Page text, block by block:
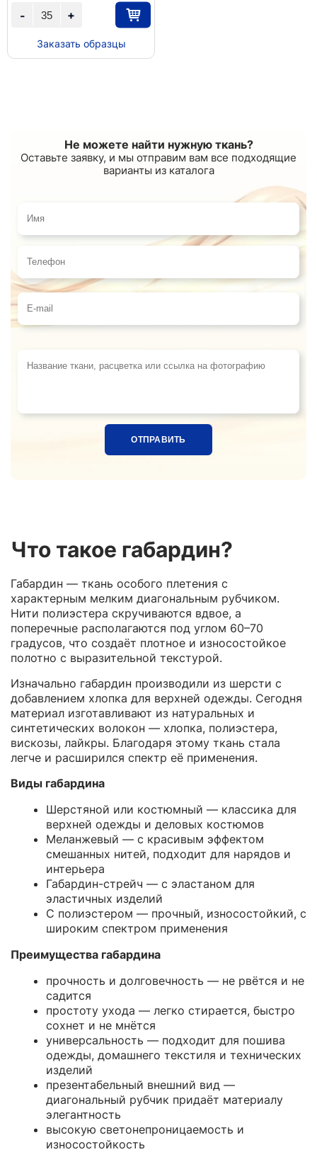
+
-
Заказать образцы
Не можете найти нужную ткань?
Оставьте заявку, и мы отправим вам все подходящие
варианты из каталога
Имя
Телефон
E-mail
Что такое габардин?
Габардин — ткань особого плетения с
характерным мелким диагональным рубчиком.
Нити полиэстера скручиваются вдвое, а
поперечные располагаются под углом 60–70
градусов, что создаёт плотное и износостойкое
полотно с выразительной текстурой.
Изначально габардин производили из шерсти с
добавлением хлопка для верхней одежды. Сегодня
материал изготавливают из натуральных и
синтетических волокон — хлопка, полиэстера,
вискозы, лайкры. Благодаря этому ткань стала
легче и расширился спектр её применения.
Виды габардина
Шерстяной или костюмный — классика для
верхней одежды и деловых костюмов
Меланжевый — с красивым эффектом
смешанных нитей, подходит для нарядов и
интерьера
Габардин-стрейч — с эластаном для
эластичных изделий
С полиэстером — прочный, износостойкий, с
широким спектром применения
Преимущества габардина
прочность и долговечность — не рвётся и не
садится
простоту ухода — легко стирается, быстро
сохнет и не мнётся
универсальность — подходит для пошива
одежды, домашнего текстиля и технических
изделий
презентабельный внешний вид —
диагональный рубчик придаёт материалу
элегантность
высокую светонепроницаемость и
износостойкость